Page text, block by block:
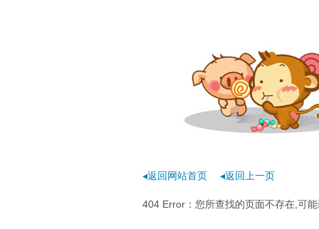
◂返回网站首页 ◂返回上一页
404 Error：您所查找的页面不存在,可